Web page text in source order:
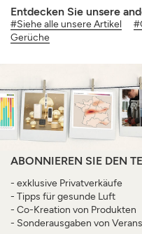
Entdecken Sie unsere
#Siehe alle unsere Artikel
Gerüche
ABONNIEREN SIE DEN
- exklusive Privatverkäufe
- Tipps für gesunde Luft
- Co-Kreation von Produkten
- Sonderausgaben von